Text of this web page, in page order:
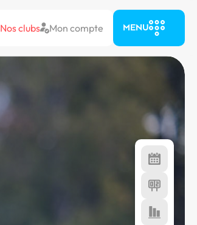
Nos clubs Mon compte MENU